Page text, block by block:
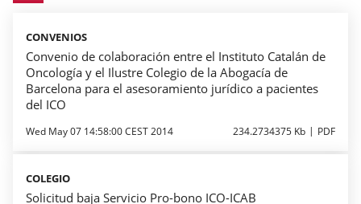
CONVENIOS
Convenio de colaboración entre el Instituto Catalán de
Oncología y el Ilustre Colegio de la Abogacía de
Barcelona para el asesoramiento jurídico a pacientes
del ICO
Wed May 07 14:58:00 CEST 2014 234.2734375 Kb PDF
COLEGIO
Solicitud baja Servicio Pro-bono ICO-ICAB